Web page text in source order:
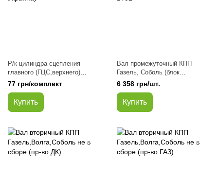
Р/к цилиндра сцепления
главного (ГЦС,верхнего)
Газель Соболь Рута Бизнес
Волга РАФ с поршнем (пр-во
Украина)
77 грн/комплект
Купить
Вал промежуточный КПП
Газель, Соболь (блок
шестерен) пр-во ГАЗ 3302,
33021, 3221, 2705, 2217, 2752
6 358 грн/шт.
Купить